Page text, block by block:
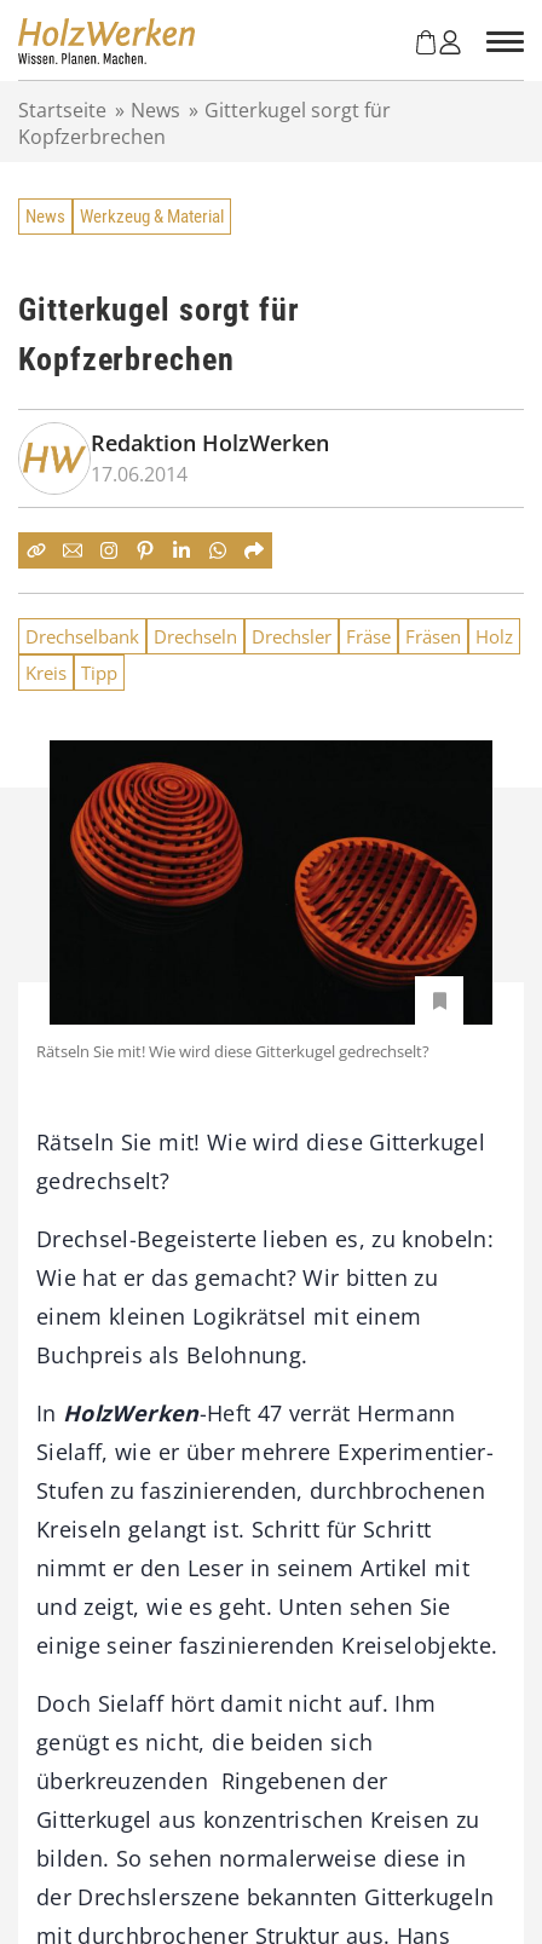
Startseite » News » Gitterkugel sorgt für
Kopfzerbrechen
News Werkzeug & Material
Gitterkugel sorgt für
Kopfzerbrechen
Redaktion HolzWerken
17.06.2014
Drechselbank Drechseln Drechsler Fräse Fräsen
Holz
Kreis Tipp
Rätseln Sie mit! Wie wird diese Gitterkugel gedrechselt?
Rätseln Sie mit! Wie wird diese Gitterkugel
gedrechselt?
Drechsel-Begeisterte lieben es, zu knobeln:
Wie hat er das gemacht? Wir bitten zu
einem kleinen Logikrätsel mit einem
Buchpreis als Belohnung.
In HolzWerken-Heft 47 verrät Hermann
Sielaff, wie er über mehrere Experimentier-
Stufen zu faszinierenden, durchbrochenen
Kreiseln gelangt ist. Schritt für Schritt
nimmt er den Leser in seinem Artikel mit
und zeigt, wie es geht. Unten sehen Sie
einige seiner faszinierenden Kreiselobjekte.
Doch Sielaff hört damit nicht auf. Ihm
genügt es nicht, die beiden sich
überkreuzenden Ringebenen der
Gitterkugel aus konzentrischen Kreisen zu
bilden. So sehen normalerweise diese in
der Drechslerszene bekannten Gitterkugeln
mit durchbrochener Struktur aus. Hans